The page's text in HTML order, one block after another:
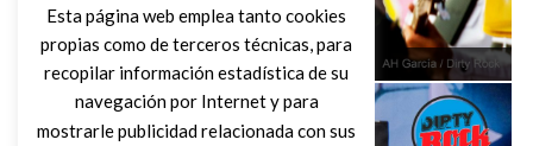
Rise of the Northstar
Esta página web emplea tanto cookies
propias como de terceros técnicas, para
recopilar información estadística de su
navegación por Internet y para
mostrarle publicidad relacionada con sus